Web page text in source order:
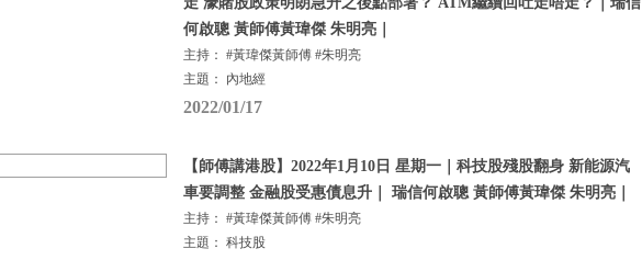
何啟聰 黃師傅黃瑋傑 朱明亮｜
主持： #黃瑋傑黃師傅 #朱明亮
主題： 內地經
2022/01/17
【師傅講港股】2022年1月10日 星期一｜科技股殘股翻身 新能源汽
車要調整 金融股受惠債息升｜ 瑞信何啟聰 黃師傅黃瑋傑 朱明亮｜
主持： #黃瑋傑黃師傅 #朱明亮
主題： 科技股